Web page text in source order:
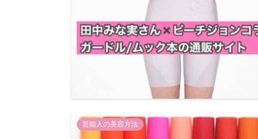
芸能人の美容方法